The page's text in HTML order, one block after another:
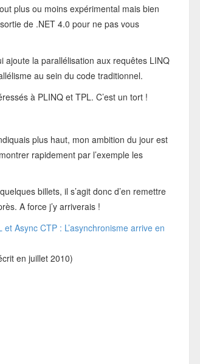
plus ou moins expérimental mais bien
de .NET 4.0 pour ne pas vous
ajoute la parallélisation aux requêtes LINQ
au sein du code traditionnel.
à PLINQ et TPL. C’est un tort !
plus haut, mon ambition du jour est
rapidement par l’exemple les
billets, il s’agit donc d’en remettre
A force j’y arriverais !
et Async CTP : L’asynchronisme arrive en
en juillet 2010)